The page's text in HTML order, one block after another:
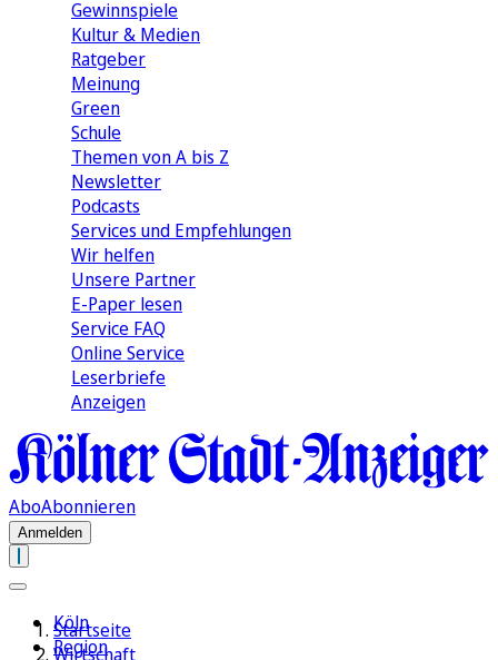
Gewinnspiele
Kultur & Medien
Ratgeber
Meinung
Green
Schule
Themen von A bis Z
Newsletter
Podcasts
Services und Empfehlungen
Wir helfen
Unsere Partner
E-Paper lesen
Service FAQ
Online Service
Leserbriefe
Anzeigen
AboAbonnieren
Anmelden
Köln
Region
Startseite
Wirtschaft